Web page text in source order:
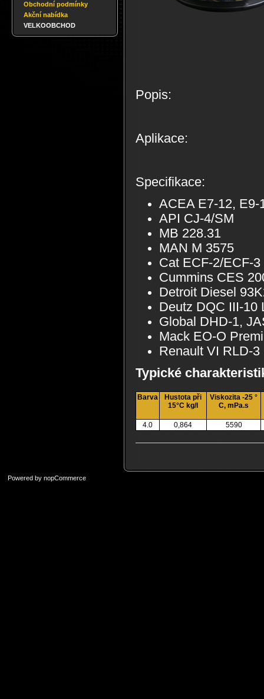
Obchodní podmínky
Akční nabídka
VELKOOBCHOD
Popis:
Aplikace:
Specifikace:
ACEA E7-12, E9-
API CJ-4/SM
MB 228.31
MAN M 3575
Cat ECF-2/ECF-3
Cummins CES
Detroit Diesel
Deutz DQC III-10
Global DHD-1,
Mack EO-O
Renault VI RLD-3
Typické
Barva
Hustota při
15°C kg/l
Viskozita -25 °
C, mPa.s
4.0 0,864 5590
Powered by nopCommerce